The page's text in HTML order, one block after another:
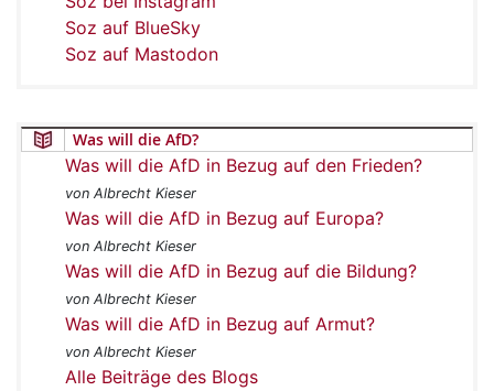
Soz auf BlueSky
Soz auf Mastodon
Was will die AfD?
Was will die AfD in Bezug auf den Frieden?
von Albrecht Kieser
Was will die AfD in Bezug auf Europa?
von Albrecht Kieser
Was will die AfD in Bezug auf die Bildung?
von Albrecht Kieser
Was will die AfD in Bezug auf Armut?
von Albrecht Kieser
Alle Beiträge des Blogs